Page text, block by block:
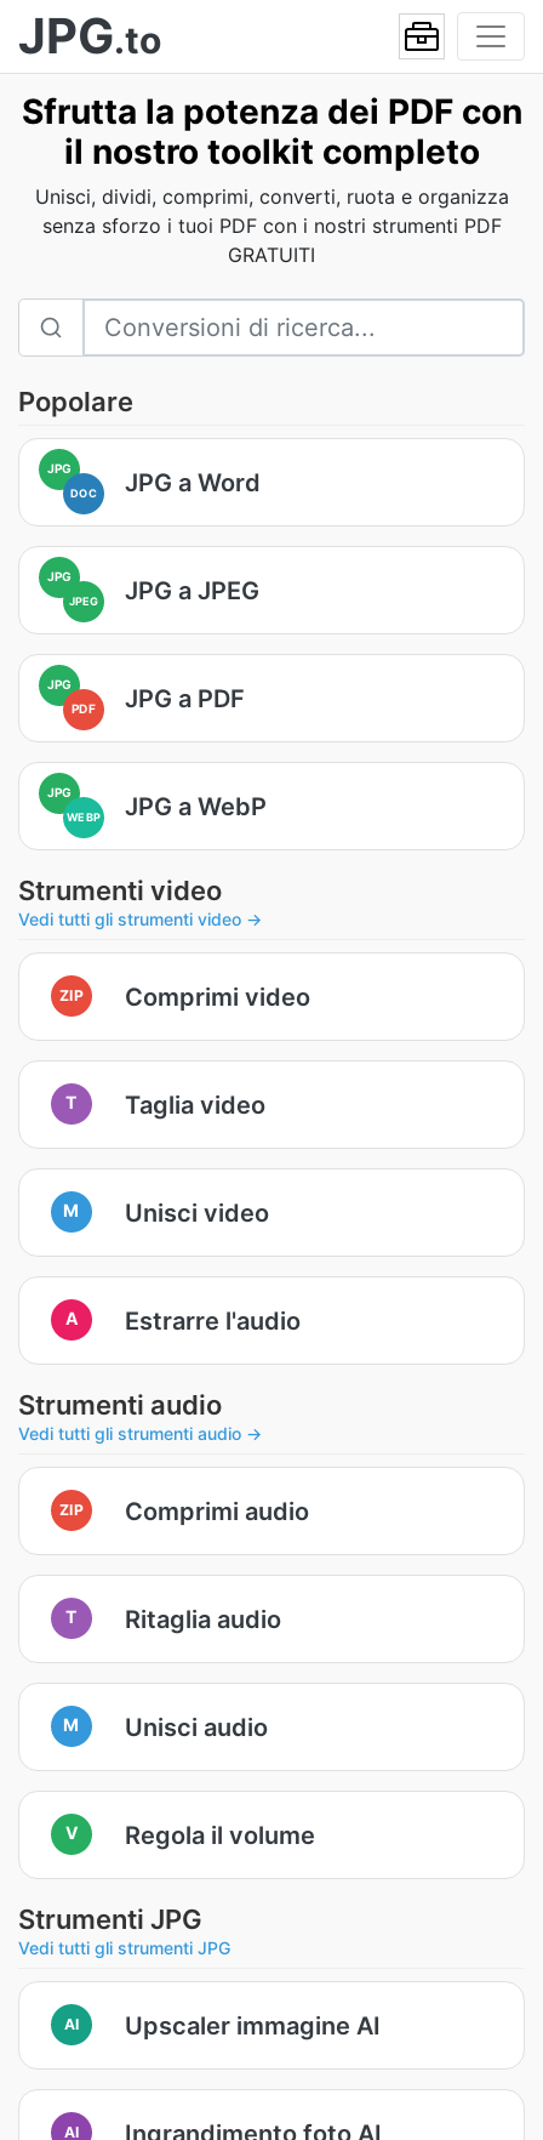
JPG.to
Sfrutta la potenza dei PDF con
il nostro toolkit completo
Unisci, dividi, comprimi, converti, ruota e organizza
senza sforzo i tuoi PDF con i nostri strumenti PDF
GRATUITI
Popolare
JPG
DOC JPG a Word
JPG
JPEG JPG a JPEG
JPG
PDF
JPG a PDF
JPG
WEBP JPG a WebP
Strumenti video
Vedi tutti gli strumenti video →
ZIP Comprimi video
T Taglia video
M Unisci video
A Estrarre l'audio
Strumenti audio
Vedi tutti gli strumenti audio →
ZIP Comprimi audio
T Ritaglia audio
M Unisci audio
V Regola il volume
Strumenti JPG
Vedi tutti gli strumenti JPG
AI Upscaler immagine AI
AI Ingrandimento foto AI